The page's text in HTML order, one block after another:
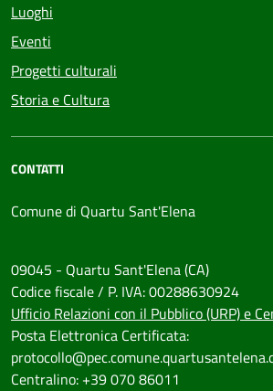
Luoghi
Eventi
Progetti culturali
Storia e Cultura
CONTATTI
Comune di Quartu Sant'Elena
09045 - Quartu Sant'Elena (CA)
Codice fiscale / P. IVA: 00288630924
Ufficio Relazioni con il Pubblico (URP) e
Posta Elettronica Certificata:
Centralino: +39 070 86011